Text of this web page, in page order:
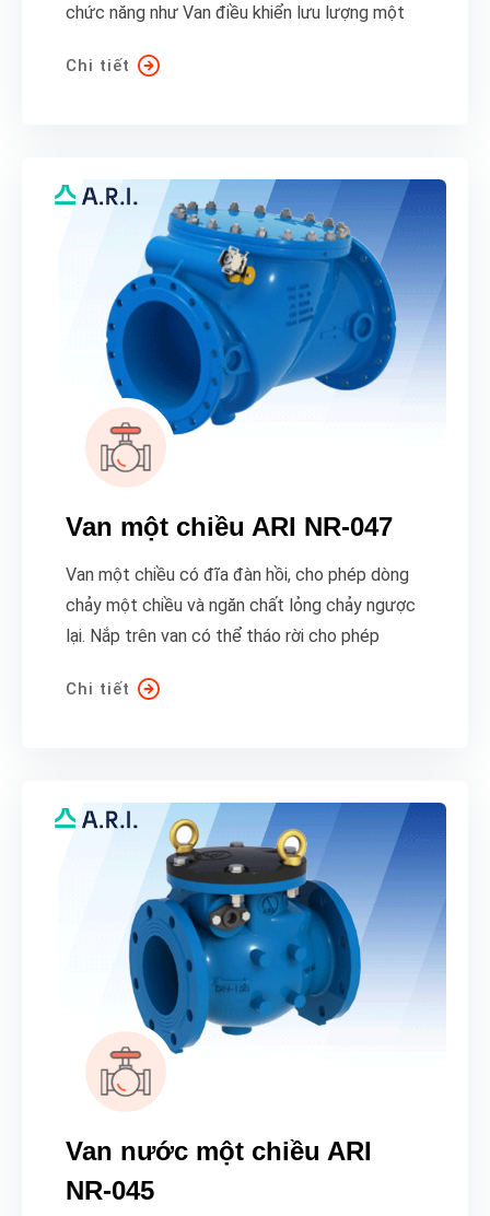
chức năng như Van điều khiển lưu lượng một
Chi tiết
Van một chiều ARI NR-047
Van một chiều có đĩa đàn hồi, cho phép dòng
chảy một chiều và ngăn chất lỏng chảy ngược
lại. Nắp trên van có thể tháo rời cho phép
Chi tiết
Van nước một chiều ARI
NR-045